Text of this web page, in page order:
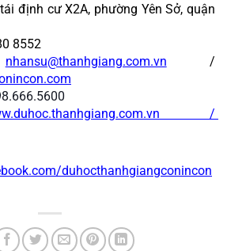
định cư X2A, phường Yên Sở, quận
8552
nhansu@thanhgiang.com.vn
/
duhocthanhgiangconincon